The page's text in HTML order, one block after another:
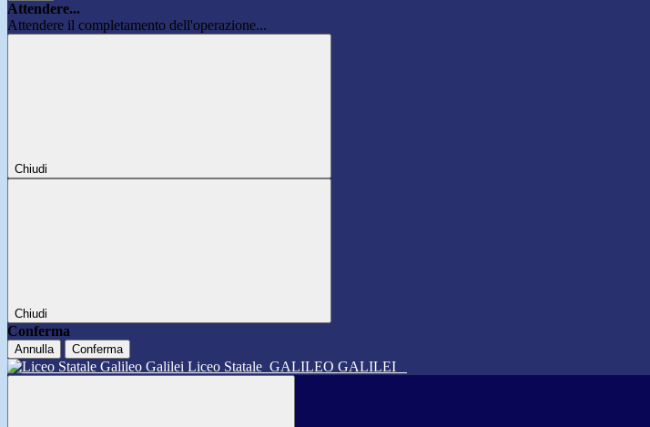
Attendere...
Attendere il completamento dell'operazione...
Chiudi
Chiudi
Conferma
Annulla Conferma
Liceo Statale GALILEO GALILEI